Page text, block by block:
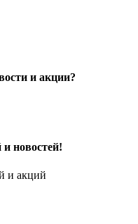
и акции?
новостей!
и акций